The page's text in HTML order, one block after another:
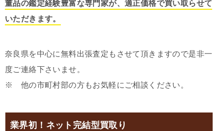
董品の鑑定経験豊富な専門家が、適正価格で買い取らせて
いただきます。
奈良県を中心に無料出張査定もさせて頂きますので是非一
度ご連絡下さいませ。
※ 他の市町村部の方もお気軽にご相談ください。
業界初！ネット完結型買取り